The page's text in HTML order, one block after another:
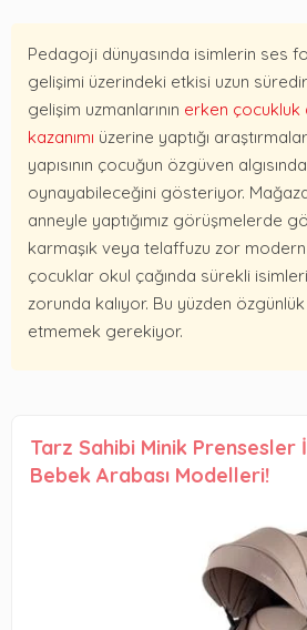
Pedagoji dünyasında isimlerin ses
gelişimi üzerindeki etkisi uzun
gelişim uzmanlarının erken çocukluk
kazanımı üzerine yaptığı
yapısının çocuğun özgüven
oynayabileceğini gösteriyor.
anneyle yaptığımız görüşmelerde
karmaşık veya telaffuzu zor
çocuklar okul çağında sürekli
zorunda kalıyor. Bu yüzden özgünlük
etmemek gerekiyor.
Tarz Sahibi Minik
Bebek Arabası Modelleri!